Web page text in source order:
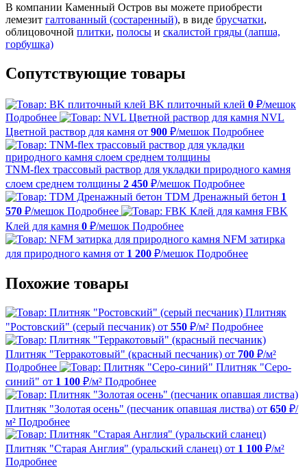
В компании Каменный Остров вы можете приобрести
лемезит галтованный (состаренный), в виде брусчатки,
облицовочной плитки, полосы и скалистой гряды (лапша,
горбушка)
Сопутствующие товары
BK плиточный клей 0 ₽/мешок
Подробнее
NVL
Цветной раствор для камня от 900 ₽/мешок Подробнее
TNM-flex трассовый раствор для укладки природного камня
слоем среднем толщины 2 450 ₽/мешок Подробнее
TDM Дренажный бетон 1
570 ₽/мешок Подробнее
FBK
Клей для камня 0 ₽/мешок Подробнее
NFM затирка
для природного камня от 1 200 ₽/мешок Подробнее
Похожие товары
Плитняк
"Ростовский" (серый песчаник) от 550 ₽/м² Подробнее
Плитняк "Терракотовый" (красный песчаник) от 700 ₽/м²
Подробнее
Плитняк "Серо-
синий" от 1 100 ₽/м² Подробнее
Плитняк "Золотая осень" (песчаник опавшая листва) от 650 ₽/
м² Подробнее
Плитняк "Старая Англия" (уральский сланец) от 1 100 ₽/м²
Подробнее